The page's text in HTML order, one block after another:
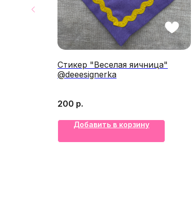
Стикер "Веселая яичница"
@deeesignerka
200 р.
Добавить в корзину